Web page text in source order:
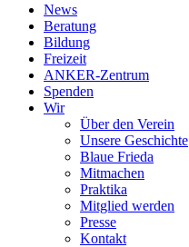
News
Beratung
Bildung
Freizeit
ANKER-Zentrum
Spenden
Wir
Über den Verein
Unsere Geschichte
Blaue Frieda
Mitmachen
Praktika
Mitglied werden
Presse
Kontakt